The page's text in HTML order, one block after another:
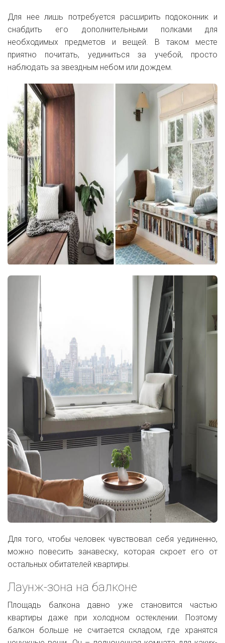
Для нее лишь потребуется расширить подоконник и
снабдить его дополнительными полками для
необходимых предметов и вещей. В таком месте
приятно почитать, уединиться за учебой, просто
наблюдать за звездным небом или дождем.
Для того, чтобы человек чувствовал себя уединенно,
можно повесить занавеску, которая скроет его от
остальных обитателей квартиры.
Лаунж-зона на балконе
Площадь балкона давно уже становится частью
квартиры даже при холодном остеклении. Поэтому
балкон больше не считается складом, где хранятся